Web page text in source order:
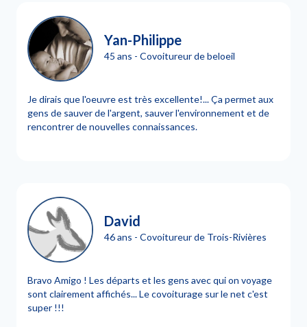
Yan-Philippe
45 ans - Covoitureur de beloeil
Je dirais que l'oeuvre est très excellente!... Ça permet aux
gens de sauver de l'argent, sauver l'environnement et de
rencontrer de nouvelles connaissances.
David
46 ans - Covoitureur de Trois-Rivières
Bravo Amigo ! Les départs et les gens avec qui on voyage
sont clairement affichés... Le covoiturage sur le net c'est
super !!!